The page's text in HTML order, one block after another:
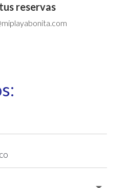
reservas